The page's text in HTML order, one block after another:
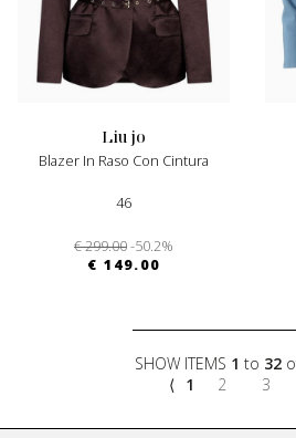
liu jo
Blazer In Raso Con Cintura
46
€ 299.00-50.2%
€ 149.00
SHOW ITEMS 1 to 32
⟨
1 2 3